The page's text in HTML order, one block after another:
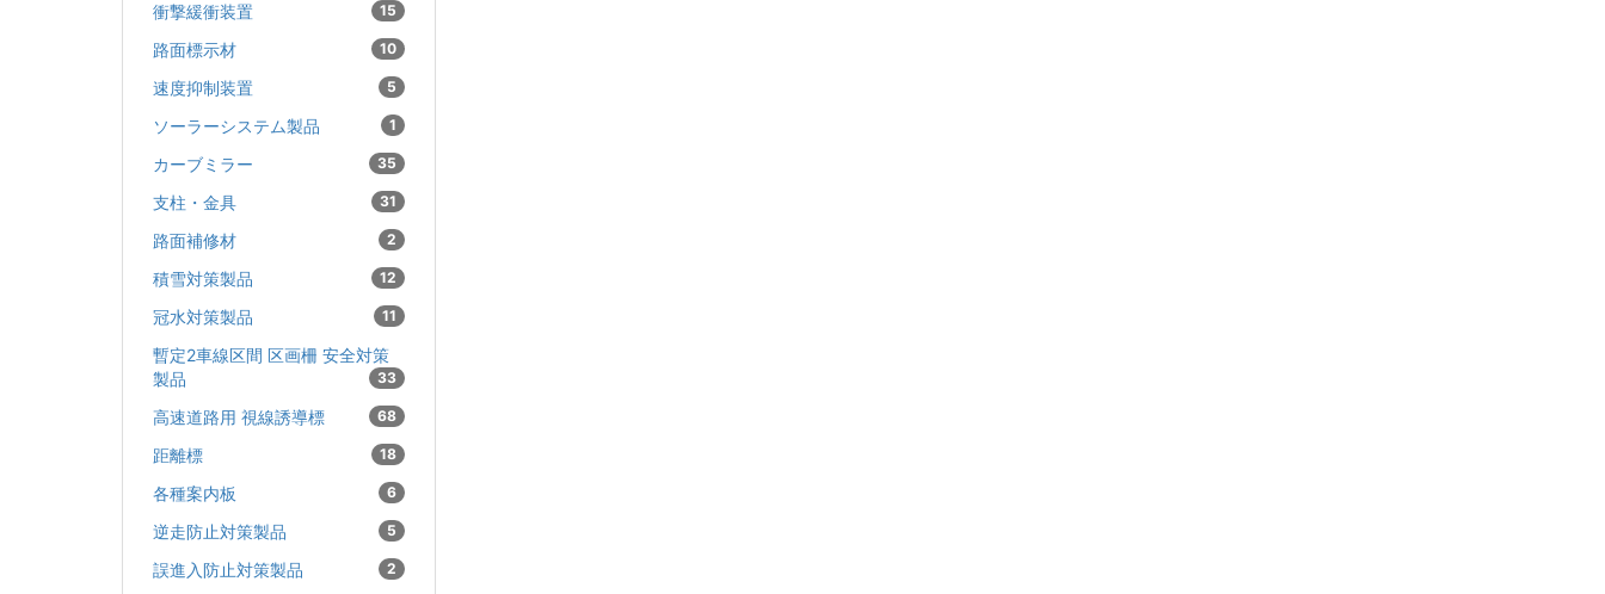
衝撃緩衝装置 15
路面標示材 10
速度抑制装置 5
ソーラーシステム製品 1
カーブミラー 35
支柱・金具 31
路面補修材 2
積雪対策製品 12
冠水対策製品 11
暫定2車線区間 区画柵 安全対策
製品
33
高速道路用 視線誘導標 68
距離標 18
各種案内板 6
逆走防止対策製品 5
誤進入防止対策製品 2